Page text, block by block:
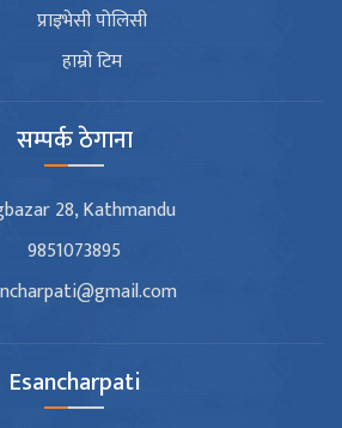
प्राइभेसी पोलिसी
हाम्रो टिम
सम्पर्क ठेगाना
28, Kathmandu
9851073895
Esancharpati